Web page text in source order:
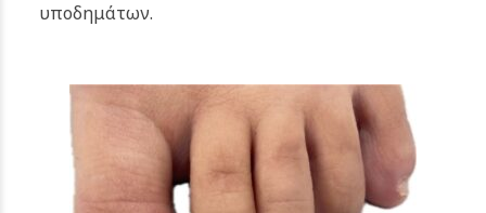
υποδημάτων.